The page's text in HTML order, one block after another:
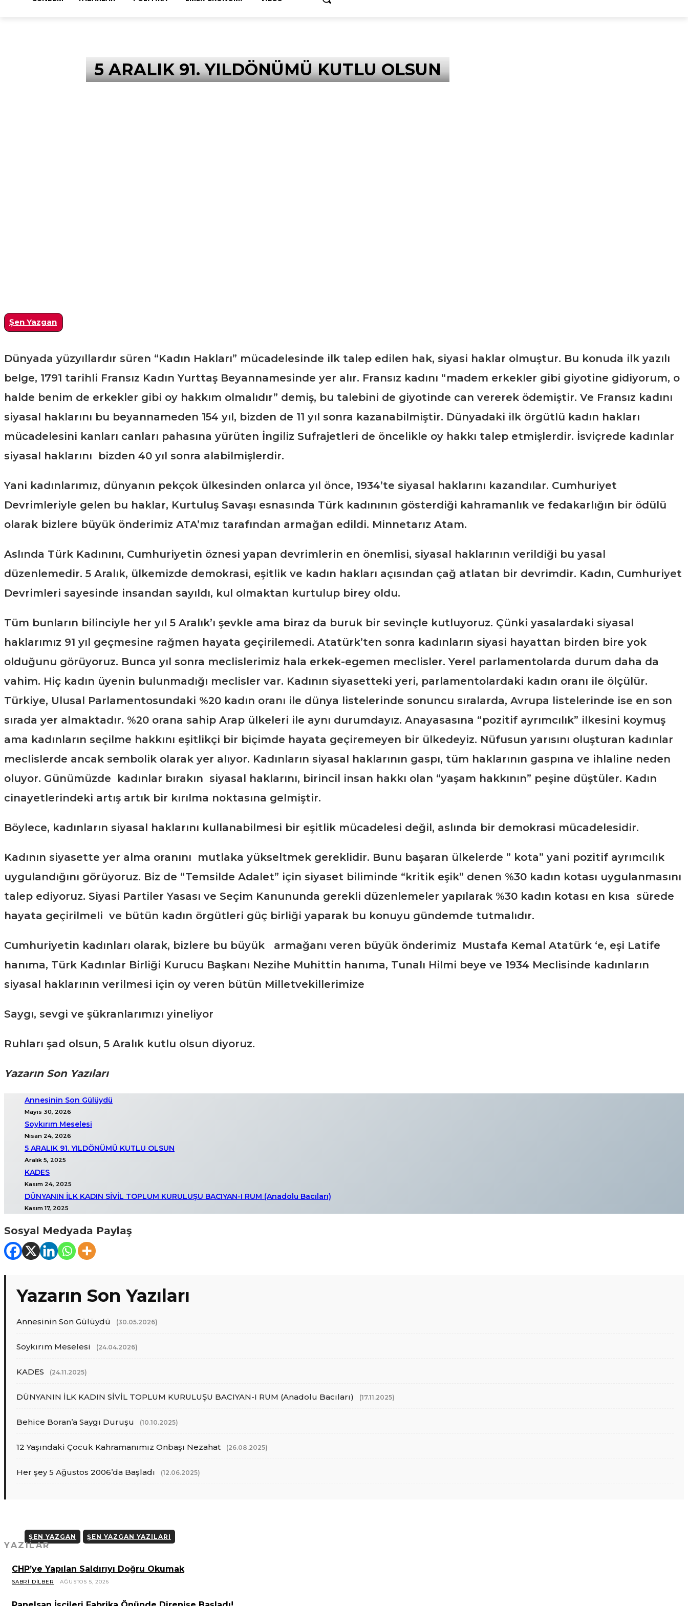
5 ARALIK 91. YILDÖNÜMÜ KUTLU OLSUN
Şen Yazgan
Dünyada yüzyıllardır süren “Kadın Hakları” mücadelesinde ilk talep edilen hak, siyasi haklar olmuştur. Bu konuda ilk yazılı
belge, 1791 tarihli Fransız Kadın Yurttaş Beyannamesinde yer alır. Fransız kadını “madem erkekler gibi giyotine gidiyorum, o
halde benim de erkekler gibi oy hakkım olmalıdır” demiş, bu talebini de giyotinde can vererek ödemiştir. Ve Fransız kadını
siyasal haklarını bu beyannameden 154 yıl, bizden de 11 yıl sonra kazanabilmiştir. Dünyadaki ilk örgütlü kadın hakları
mücadelesini kanları canları pahasına yürüten İngiliz Sufrajetleri de öncelikle oy hakkı talep etmişlerdir. İsviçrede kadınlar
siyasal haklarını bizden 40 yıl sonra alabilmişlerdir.
Yani kadınlarımız, dünyanın pekçok ülkesinden onlarca yıl önce, 1934’te siyasal haklarını kazandılar. Cumhuriyet
Devrimleriyle gelen bu haklar, Kurtuluş Savaşı esnasında Türk kadınının gösterdiği kahramanlık ve fedakarlığın bir ödülü
olarak bizlere büyük önderimiz ATA’mız tarafından armağan edildi. Minnetarız Atam.
Aslında Türk Kadınını, Cumhuriyetin öznesi yapan devrimlerin en önemlisi, siyasal haklarının verildiği bu yasal
düzenlemedir. 5 Aralık, ülkemizde demokrasi, eşitlik ve kadın hakları açısından çağ atlatan bir devrimdir. Kadın, Cumhuriyet
Devrimleri sayesinde insandan sayıldı, kul olmaktan kurtulup birey oldu.
Tüm bunların bilinciyle her yıl 5 Aralık’ı şevkle ama biraz da buruk bir sevinçle kutluyoruz. Çünki yasalardaki siyasal
haklarımız 91 yıl geçmesine rağmen hayata geçirilemedi. Atatürk’ten sonra kadınların siyasi hayattan birden bire yok
olduğunu görüyoruz. Bunca yıl sonra meclislerimiz hala erkek-egemen meclisler. Yerel parlamentolarda durum daha da
vahim. Hiç kadın üyenin bulunmadığı meclisler var. Kadının siyasetteki yeri, parlamentolardaki kadın oranı ile ölçülür.
Türkiye, Ulusal Parlamentosundaki %20 kadın oranı ile dünya listelerinde sonuncu sıralarda, Avrupa listelerinde ise en son
sırada yer almaktadır. %20 orana sahip Arap ülkeleri ile aynı durumdayız. Anayasasına “pozitif ayrımcılık” ilkesini koymuş
ama kadınların seçilme hakkını eşitlikçi bir biçimde hayata geçiremeyen bir ülkedeyiz. Nüfusun yarısını oluşturan kadınlar
meclislerde ancak sembolik olarak yer alıyor. Kadınların siyasal haklarının gaspı, tüm haklarının gaspına ve ihlaline neden
oluyor. Günümüzde kadınlar bırakın siyasal haklarını, birincil insan hakkı olan “yaşam hakkının” peşine düştüler. Kadın
cinayetlerindeki artış artık bir kırılma noktasına gelmiştir.
Böylece, kadınların siyasal haklarını kullanabilmesi bir eşitlik mücadelesi değil, aslında bir demokrasi mücadelesidir.
Kadının siyasette yer alma oranını mutlaka yükseltmek gereklidir. Bunu başaran ülkelerde ” kota” yani pozitif ayrımcılık
uygulandığını görüyoruz. Biz de “Temsilde Adalet” için siyaset biliminde “kritik eşik” denen %30 kadın kotası uygulanmasını
talep ediyoruz. Siyasi Partiler Yasası ve Seçim Kanununda gerekli düzenlemeler yapılarak %30 kadın kotası en kısa sürede
hayata geçirilmeli ve bütün kadın örgütleri güç birliği yaparak bu konuyu gündemde tutmalıdır.
Cumhuriyetin kadınları olarak, bizlere bu büyük armağanı veren büyük önderimiz Mustafa Kemal Atatürk ‘e, eşi Latife
hanıma, Türk Kadınlar Birliği Kurucu Başkanı Nezihe Muhittin hanıma, Tunalı Hilmi beye ve 1934 Meclisinde kadınların
siyasal haklarının verilmesi için oy veren bütün Milletvekillerimize
Saygı, sevgi ve şükranlarımızı yineliyor
Ruhları şad olsun, 5 Aralık kutlu olsun diyoruz.
Yazarın Son Yazıları
Annesinin Son Gülüydü
Mayıs 30, 2026
Soykırım Meselesi
Nisan 24, 2026
5 ARALIK 91. YILDÖNÜMÜ KUTLU OLSUN
Aralık 5, 2025
KADES
Kasım 24, 2025
DÜNYANIN İLK KADIN SİVİL TOPLUM KURULUŞU BACIYAN-I RUM (Anadolu Bacıları)
Kasım 17, 2025
Sosyal Medyada Paylaş
Yazarın Son Yazıları
Annesinin Son Gülüydü (30.05.2026)
Soykırım Meselesi (24.04.2026)
KADES (24.11.2025)
DÜNYANIN İLK KADIN SİVİL TOPLUM KURULUŞU BACIYAN-I RUM (Anadolu Bacıları) (17.11.2025)
Behice Boran’a Saygı Duruşu (10.10.2025)
12 Yaşındaki Çocuk Kahramanımız Onbaşı Nezahat (26.08.2025)
Her şey 5 Ağustos 2006’da Başladı (12.06.2025)
ŞEN YAZGAN ŞEN YAZGAN YAZILARI
YAZILAR
CHP’ye Yapılan Saldırıyı Doğru Okumak
SABRI DILBER AĞUSTOS 5, 2026